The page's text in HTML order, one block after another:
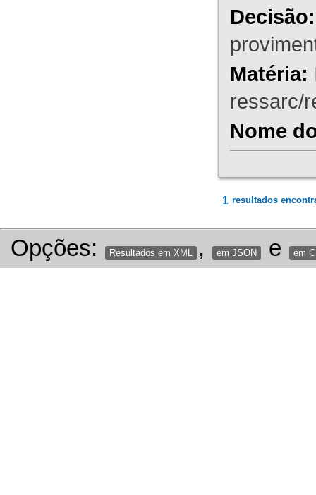
Decisão:
Matéria:
ressarc/
Nome
1 resultados
Opções: Resultados em XML , em JSON e em